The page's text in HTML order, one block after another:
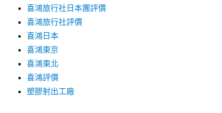
喜鴻旅行社日本團評價
喜鴻旅行社評價
喜鴻日本
喜鴻東京
喜鴻東北
喜鴻評價
塑膠射出工廠